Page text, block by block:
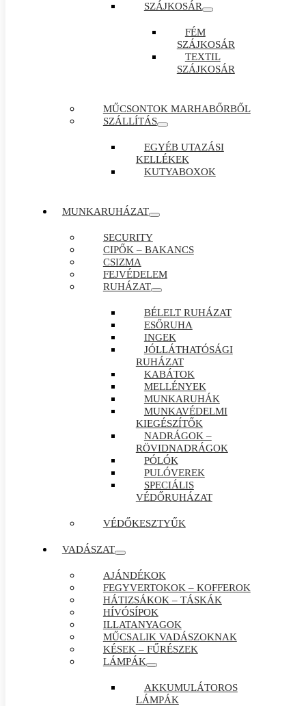
SZÁJKOSÁR
FÉM
SZÁJKOSÁR
TEXTIL
SZÁJKOSÁR
MŰCSONTOK MARHABŐRBŐL
SZÁLLÍTÁS
EGYÉB UTAZÁSI
KELLÉKEK
KUTYABOXOK
MUNKARUHÁZAT
SECURITY
CIPŐK – BAKANCS
CSIZMA
FEJVÉDELEM
RUHÁZAT
BÉLELT RUHÁZAT
ESŐRUHA
INGEK
JÓLLÁTHATÓSÁGI
RUHÁZAT
KABÁTOK
MELLÉNYEK
MUNKARUHÁK
MUNKAVÉDELMI
KIEGÉSZÍTŐK
NADRÁGOK –
RÖVIDNADRÁGOK
PÓLÓK
PULÓVEREK
SPECIÁLIS
VÉDŐRUHÁZAT
VÉDŐKESZTYŰK
VADÁSZAT
AJÁNDÉKOK
FEGYVERTOKOK – KOFFEROK
HÁTIZSÁKOK – TÁSKÁK
HÍVÓSÍPOK
ILLATANYAGOK
MŰCSALIK VADÁSZOKNAK
KÉSEK – FŰRÉSZEK
LÁMPÁK
AKKUMULÁTOROS
LÁMPÁK